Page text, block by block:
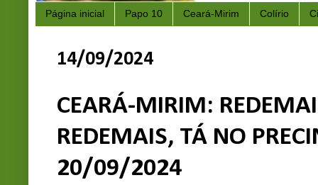
Página inicial Papo 10 Ceará-Mirim Colírio
14/09/2024
CEARÁ-MIRIM:
REDEMAIS, TÁ NO
20/09/2024